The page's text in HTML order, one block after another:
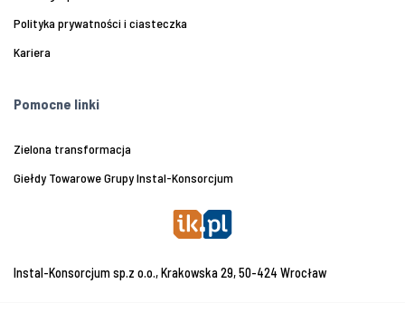
Polityka prywatności i ciasteczka
Kariera
Pomocne linki
Zielona transformacja
Giełdy Towarowe Grupy Instal-Konsorcjum
Instal-Konsorcjum sp.z o.o., Krakowska 29, 50-424 Wrocław